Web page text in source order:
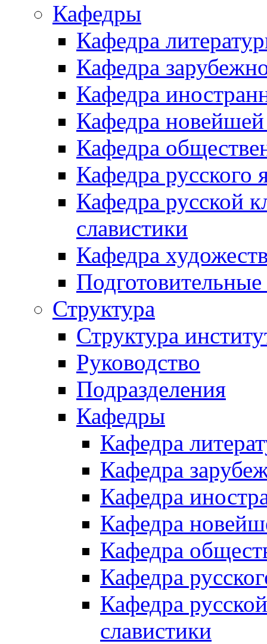
Кафедры
Кафедра
Кафедра
Кафедра
Кафедра
Кафедра
Кафедра русского
Кафедра русской
славистики
Кафедра
Структура
Структура
Руководство
Подразделения
Кафедры
Кафедра
Кафедра
Кафедра
Кафедра
Кафедра
Кафедра
Кафедра
славистики